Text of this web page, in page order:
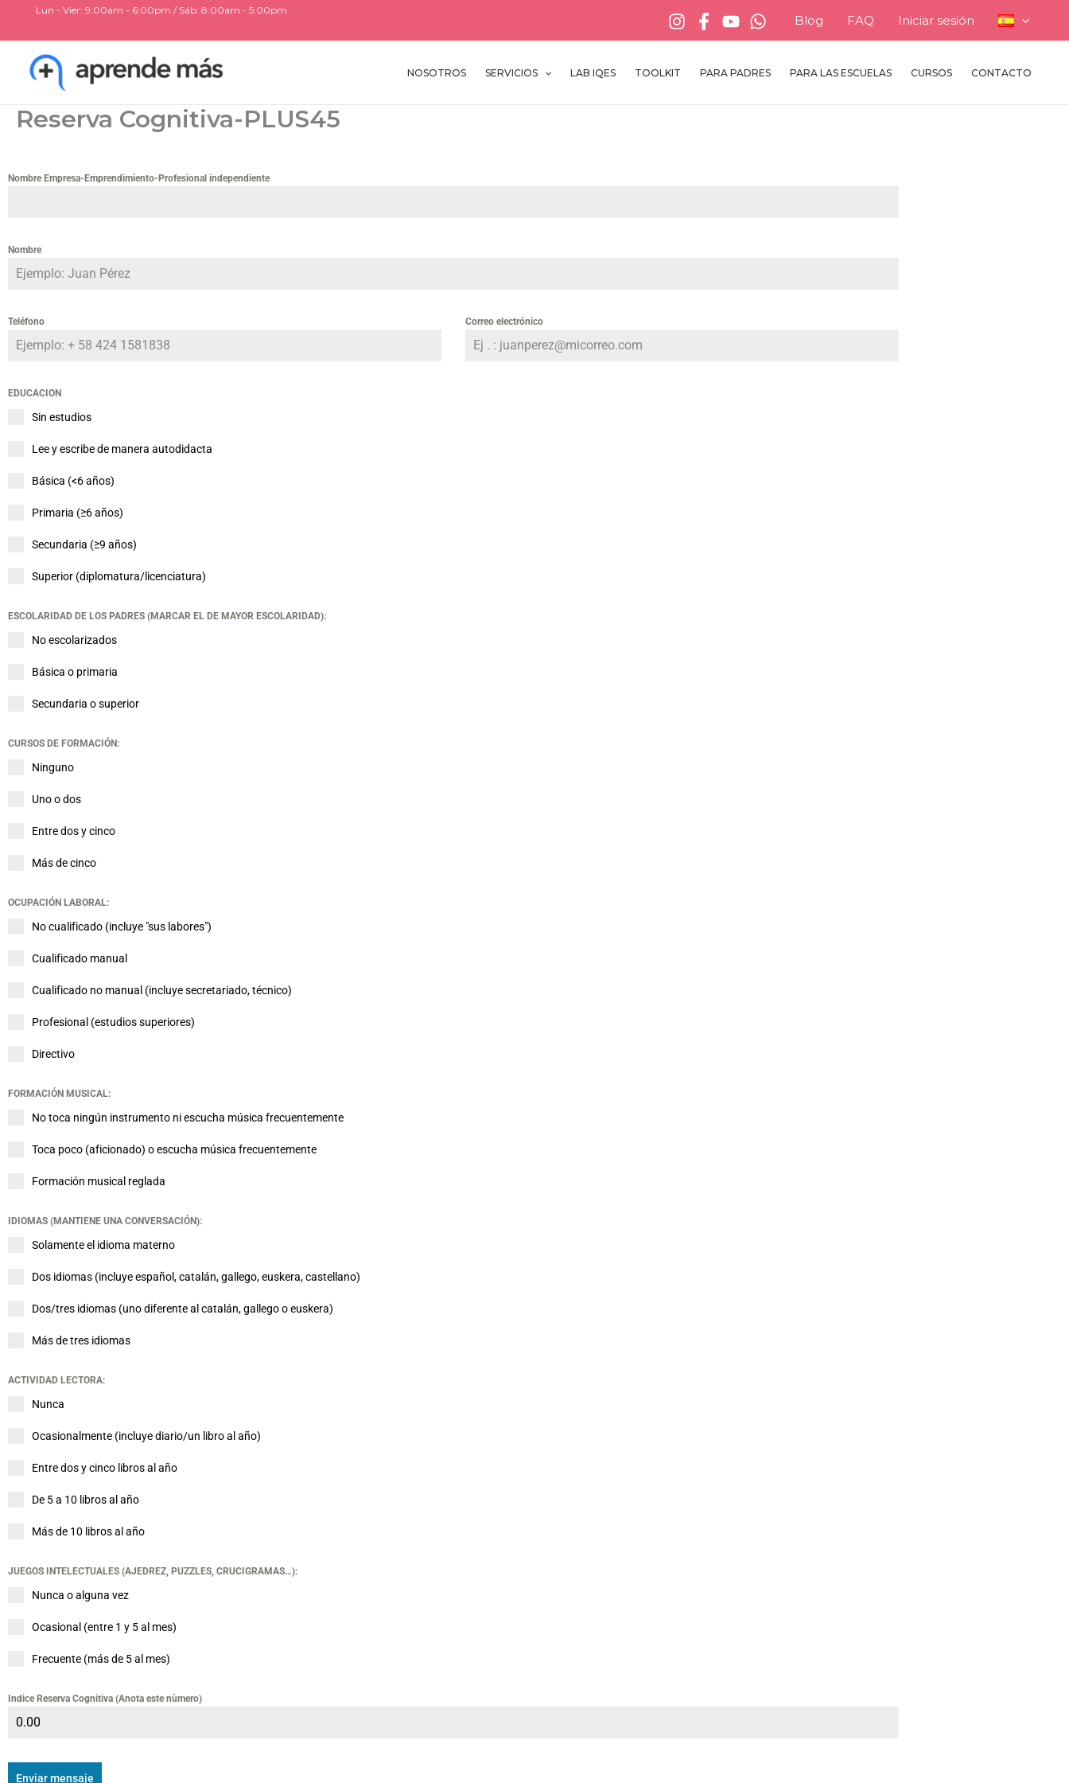
Lun - Vier: 9:00am - 6:00pm / Sáb: 8:00am - 5:00pm
Blog FAQ Iniciar sesión
NOSOTROS SERVICIOS LAB IQES TOOLKIT PARA PADRES PARA LAS ESCUELAS CURSOS CONTACTO
Reserva Cognitiva-PLUS45
Nombre Empresa-Emprendimiento-Profesional independiente
Nombre
Teléfono Correo electrónico
EDUCACION
Sin estudios
Lee y escribe de manera autodidacta
Básica (<6 años)
Primaria (≥6 años)
Secundaria (≥9 años)
Superior (diplomatura/licenciatura)
ESCOLARIDAD DE LOS PADRES (MARCAR EL DE MAYOR ESCOLARIDAD):
No escolarizados
Básica o primaria
Secundaria o superior
CURSOS DE FORMACIÓN:
Ninguno
Uno o dos
Entre dos y cinco
Más de cinco
OCUPACIÓN LABORAL:
No cualificado (incluye "sus labores")
Cualificado manual
Cualificado no manual (incluye secretariado, técnico)
Profesional (estudios superiores)
Directivo
FORMACIÓN MUSICAL:
No toca ningún instrumento ni escucha música frecuentemente
Toca poco (aficionado) o escucha música frecuentemente
Formación musical reglada
IDIOMAS (MANTIENE UNA CONVERSACIÓN):
Solamente el idioma materno
Dos idiomas (incluye español, catalán, gallego, euskera, castellano)
Dos/tres idiomas (uno diferente al catalán, gallego o euskera)
Más de tres idiomas
ACTIVIDAD LECTORA:
Nunca
Ocasionalmente (incluye diario/un libro al año)
Entre dos y cinco libros al año
De 5 a 10 libros al año
Más de 10 libros al año
JUEGOS INTELECTUALES (AJEDREZ, PUZZLES, CRUCIGRAMAS…):
Nunca o alguna vez
Ocasional (entre 1 y 5 al mes)
Frecuente (más de 5 al mes)
Indice Reserva Cognitiva (Anota este nùmero)
Enviar mensaje